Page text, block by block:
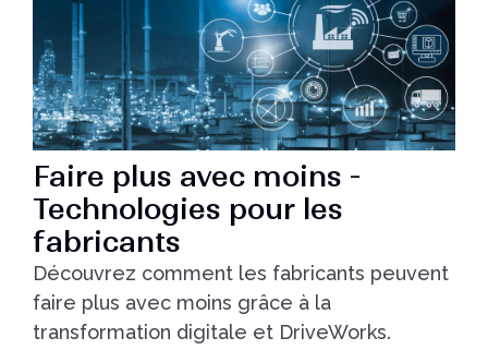
Faire plus avec moins -
Technologies pour les
fabricants
Découvrez comment les fabricants peuvent
faire plus avec moins grâce à la
transformation digitale et DriveWorks.